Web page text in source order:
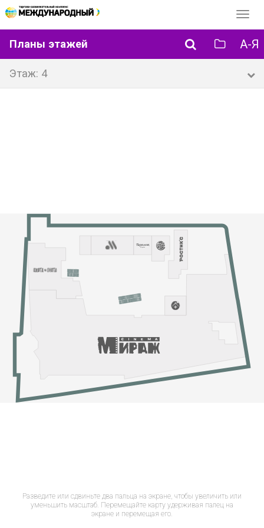
Планы этажей А-Я
Этаж: 4
Разведите или сдвиньте два пальца на экране, чтобы увеличить или
уменьшить масштаб. Перемещайте карту удерживая палец на
экране и перемещая его.